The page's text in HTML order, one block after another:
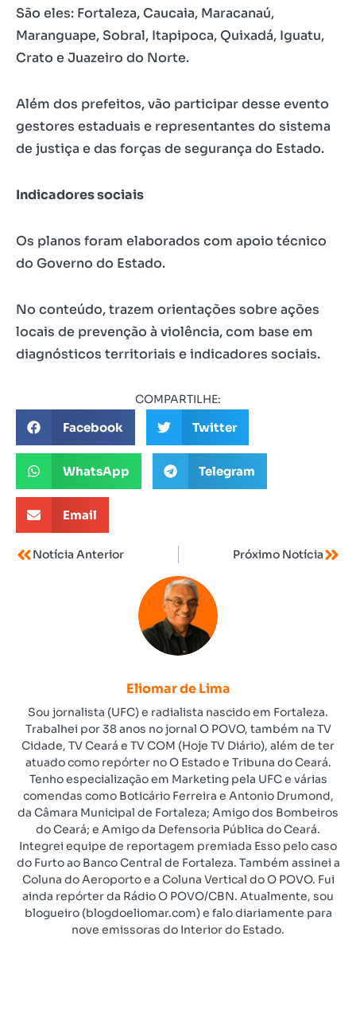
São eles: Fortaleza, Caucaia, Maracanaú,
Maranguape, Sobral, Itapipoca, Quixadá, Iguatu,
Crato e Juazeiro do Norte.
Além dos prefeitos, vão participar desse evento
gestores estaduais e representantes do sistema
de justiça e das forças de segurança do Estado.
Indicadores sociais
Os planos foram elaborados com apoio técnico
do Governo do Estado.
No conteúdo, trazem orientações sobre ações
locais de prevenção à violência, com base em
diagnósticos territoriais e indicadores sociais.
COMPARTILHE:
Facebook Twitter
WhatsApp Telegram
Email
Notícia Anterior Próximo Notícia
Eliomar de Lima
Sou jornalista (UFC) e radialista nascido em Fortaleza.
Trabalhei por 38 anos no jornal O POVO, também na TV
Cidade, TV Ceará e TV COM (Hoje TV Diário), além de ter
atuado como repórter no O Estado e Tribuna do Ceará.
Tenho especialização em Marketing pela UFC e várias
comendas como Boticário Ferreira e Antonio Drumond,
da Câmara Municipal de Fortaleza; Amigo dos Bombeiros
do Ceará; e Amigo da Defensoria Pública do Ceará.
Integrei equipe de reportagem premiada Esso pelo caso
do Furto ao Banco Central de Fortaleza. Também assinei a
Coluna do Aeroporto e a Coluna Vertical do O POVO. Fui
ainda repórter da Rádio O POVO/CBN. Atualmente, sou
blogueiro (blogdoeliomar.com) e falo diariamente para
nove emissoras do Interior do Estado.